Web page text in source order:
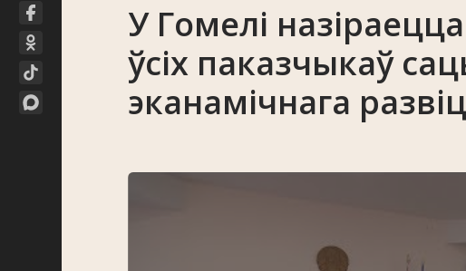
У Гомелі
ўсіх паказчыкаў
эканамічнага